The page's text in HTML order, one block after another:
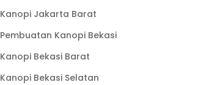
Kanopi Jakarta Barat
Pembuatan Kanopi Bekasi
Kanopi Bekasi Barat
Kanopi Bekasi Selatan